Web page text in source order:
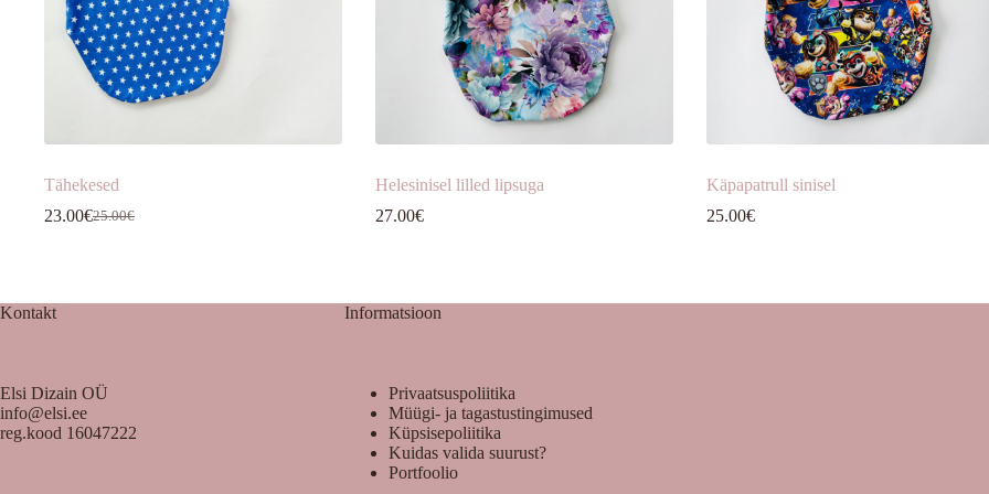
Tähekesed
25.00€
Algne
23.00€Praegune
Helesinisel lilled lipsuga
27.00€
Käpapatrull sinisel
25.00€
Kontakt
Elsi Dizain OÜ
info@elsi.ee
reg.kood 16047222
Informatsioon
Privaatsuspoliitika
Müügi- ja tagastustingimused
Küpsisepoliitika
Kuidas valida suurust?
Portfoolio